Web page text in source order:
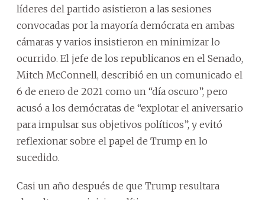
líderes del partido asistieron a las sesiones
convocadas por la mayoría demócrata en ambas
cámaras y varios insistieron en minimizar lo
ocurrido. El jefe de los republicanos en el Senado,
Mitch McConnell, describió en un comunicado el
6 de enero de 2021 como un “día oscuro”, pero
acusó a los demócratas de “explotar el aniversario
para impulsar sus objetivos políticos”, y evitó
reflexionar sobre el papel de Trump en lo
sucedido.
Casi un año después de que Trump resultara